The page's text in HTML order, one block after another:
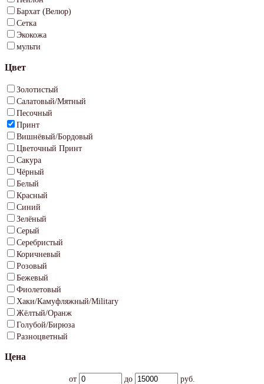
Бархат (Велюр)
Сетка
Экокожа
мульти
Цвет
Золотистый
Салатовый/Мятный
Песочный
Принт
Вишнёвый/Бордовый
Цветочный Принт
Сакура
Чёрный
Белый
Красный
Синий
Зелёный
Серый
Серебристый
Коричневый
Розовый
Бежевый
Фиолетовый
Хаки/Камуфляжный/Military
Жёлтый/Оранж
Голубой/Бирюза
Разноцветный
Цена
от до
руб.